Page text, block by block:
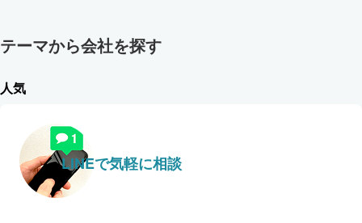
テーマから会社を探す
人気
LINEで気軽に相談